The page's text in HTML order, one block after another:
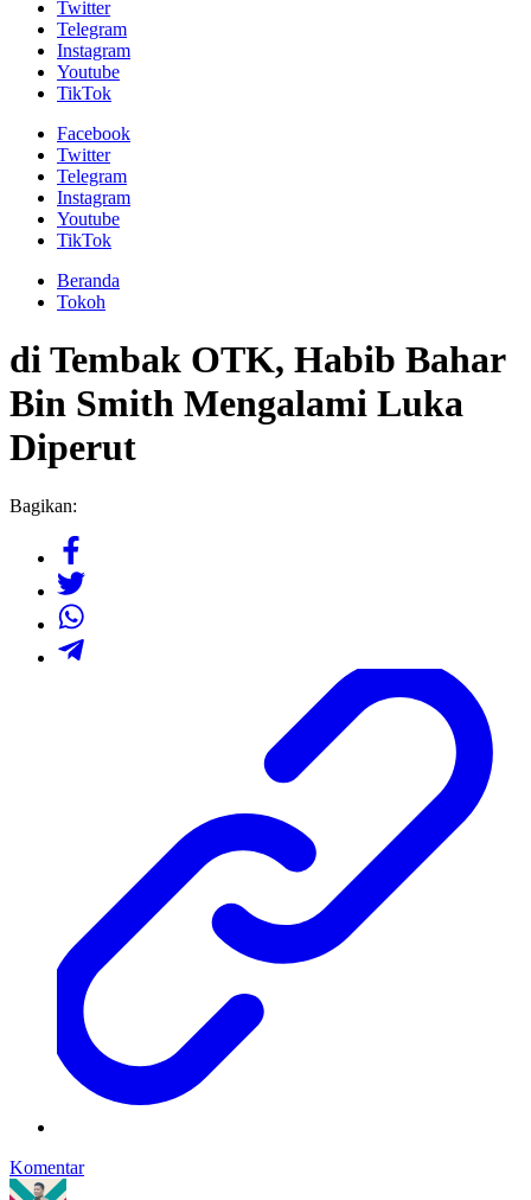
Twitter
Telegram
Instagram
Youtube
TikTok
Facebook
Twitter
Telegram
Instagram
Youtube
TikTok
Beranda
Tokoh
di Tembak OTK, Habib Bahar
Bin Smith Mengalami Luka
Diperut
Bagikan:
Komentar